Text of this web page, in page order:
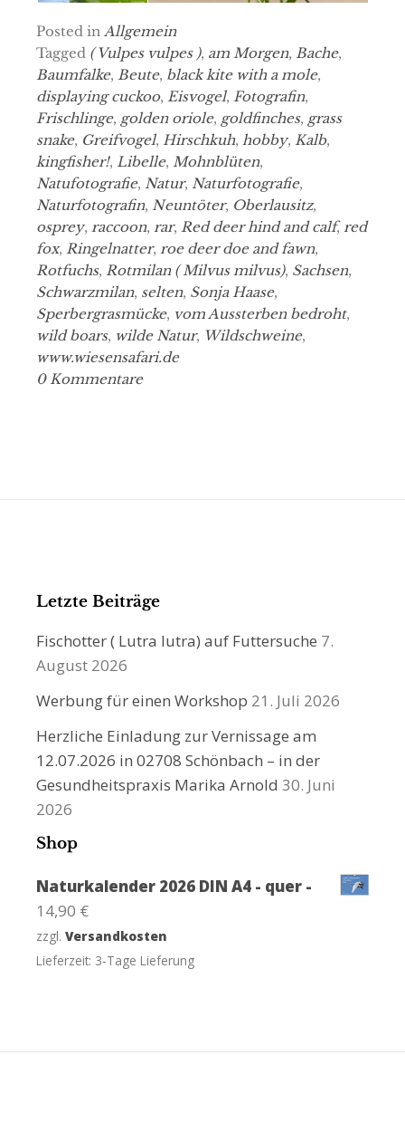
Posted in Allgemein
Tagged ( Vulpes vulpes ), am Morgen, Bache,
Baumfalke, Beute, black kite with a mole,
displaying cuckoo, Eisvogel, Fotografin,
Frischlinge, golden oriole, goldfinches, grass
snake, Greifvogel, Hirschkuh, hobby, Kalb,
kingfisher!, Libelle, Mohnblüten,
Natufotografie, Natur, Naturfotografie,
Naturfotografin, Neuntöter, Oberlausitz,
osprey, raccoon, rar, Red deer hind and calf,red
fox, Ringelnatter, roe deer doe and fawn,
Rotfuchs, Rotmilan ( Milvus milvus), Sachsen,
Schwarzmilan, selten, Sonja Haase,
Sperbergrasmücke, vom Aussterben bedroht,
wild boars, wilde Natur, Wildschweine,
www.wiesensafari.de
0 Kommentare
Letzte Beiträge
Fischotter ( Lutra lutra) auf Futtersuche 7.
August 2026
Werbung für einen Workshop 21. Juli 2026
Herzliche Einladung zur Vernissage am
12.07.2026 in 02708 Schönbach – in der
Gesundheitspraxis Marika Arnold 30. Juni
2026
Shop
Naturkalender 2026 DIN A4 - quer -
14,90 €
zzgl. Versandkosten
Lieferzeit: 3-Tage Lieferung